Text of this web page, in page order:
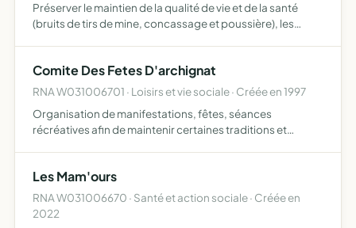
Préserver le maintien de la qualité de vie et de la santé
(bruits de tirs de mine, concassage et poussière), les
Comite Des Fetes D'archignat
RNA W031006701 · Loisirs et vie sociale · Créée en 1997
Organisation de manifestations, fêtes, séances
récréatives afin de maintenir certaines traditions et
Les Mam'ours
RNA W031006670 · Santé et action sociale · Créée en
2022